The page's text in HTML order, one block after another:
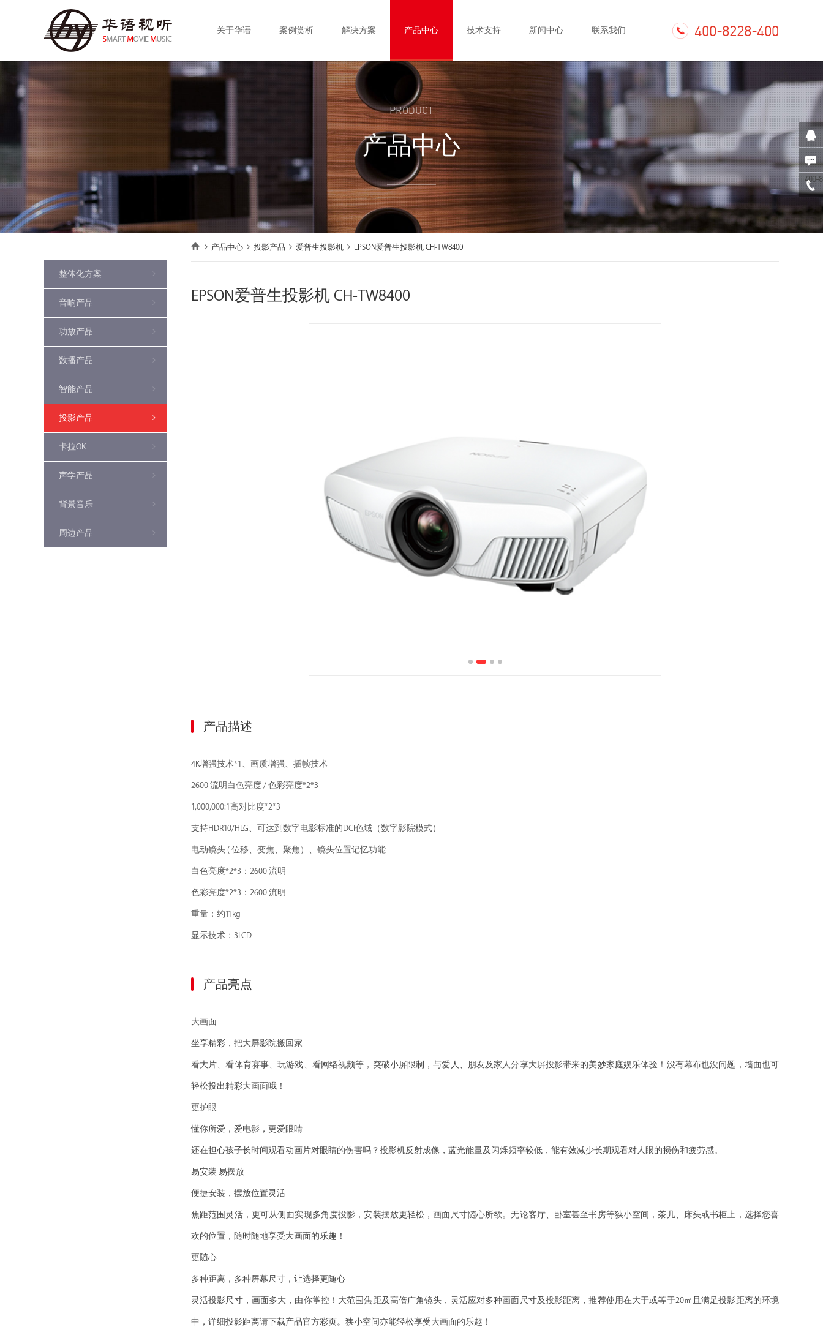
400-8228-400
关于华语 案例赏析 解决方案 产品中心 技术支持 新闻中心 联系我们
PRODUCT
产品中心
整体化方案
音响产品
功放产品
数播产品
智能产品
投影产品
卡拉OK
声学产品
背景音乐
周边产品
产品中心 投影产品 爱普生投影机 EPSON爱普生投影机 CH-TW8400
EPSON爱普生投影机 CH-TW8400
产品描述
4K增强技术*1、画质增强、插帧技术
2600 流明白色亮度 / 色彩亮度*2*3
1,000,000:1高对比度*2*3
支持HDR10/HLG、可达到数字电影标准的DCI色域（数字影院模式）
电动镜头 ( 位移、变焦、聚焦）、镜头位置记忆功能
白色亮度*2*3：2600 流明
色彩亮度*2*3：2600 流明
重量：约11kg
显示技术：3LCD
产品亮点
大画面
坐享精彩，把大屏影院搬回家
看大片、看体育赛事、玩游戏、看网络视频等，突破小屏限制，与爱人、朋友及家人分享大屏投影带来的美妙家庭娱乐体验！没有幕布也没问题，墙面也可
轻松投出精彩大画面哦！
更护眼
懂你所爱，爱电影，更爱眼睛
还在担心孩子长时间观看动画片对眼睛的伤害吗？投影机反射成像，蓝光能量及闪烁频率较低，能有效减少长期观看对人眼的损伤和疲劳感。
易安装 易摆放
便捷安装，摆放位置灵活
焦距范围灵活，更可从侧面实现多角度投影，安装摆放更轻松，画面尺寸随心所欲。无论客厅、卧室甚至书房等狭小空间，茶几、床头或书柜上，选择您喜
欢的位置，随时随地享受大画面的乐趣！
更随心
多种距离，多种屏幕尺寸，让选择更随心
灵活投影尺寸，画面多大，由你掌控！大范围焦距及高倍广角镜头，灵活应对多种画面尺寸及投影距离，推荐使用在大于或等于20㎡且满足投影距离的环境
中，详细投影距离请下载产品官方彩页。狭小空间亦能轻松享受大画面的乐趣！
400-